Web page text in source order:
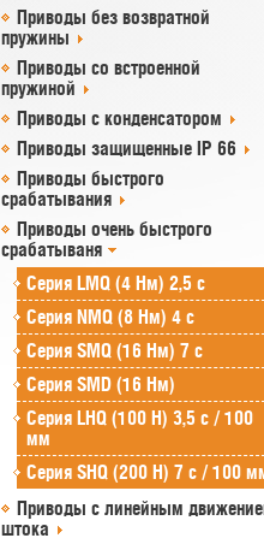
Приводы без возвратной
пружины
Приводы со встроенной
пружиной
Приводы с конденсатором
Приводы защищенные IP 66
Приводы быстрого
срабатывания
Приводы очень быстрого
срабатываня
Серия LMQ (4 Нм) 2,5 с
Серия NMQ (8 Нм) 4 с
Серия SMQ (16 Нм) 7 с
Серия SMD (16 Нм)
Серия LHQ (100 Н) 3,5 с / 100
мм
Серия SHQ (200 Н) 7 с / 100
Приводы с линейным
штока